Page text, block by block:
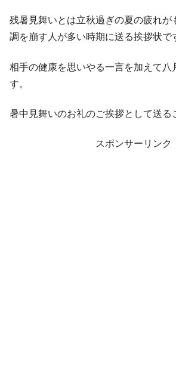
残暑見舞いとは立秋過ぎの夏の疲れが
調を崩す人が多い時期に送る挨拶状で
相手の健康を思いやる一言を加えて八
す。
暑中見舞いのお礼のご挨拶として送る
スポンサーリンク